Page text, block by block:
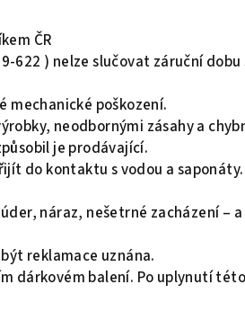
ČR
622 ) nelze slučovat záruční
mechanické poškození.
neodbornými zásahy a
je prodávající.
do kontaktu s vodou a
náraz, nešetrné zacházení –
reklamace uznána.
dárkovém balení. Po uplynutí